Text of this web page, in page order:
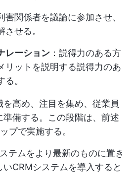
害関係者を議論に参加させ、
せる。
レーション ：説得力のある方
リットを説明する説得力のあ
。
高め、注目を集め、従業員
備する。この段階は、前述
プで実施する。
テムをより最新のものに置き
CRMシステムを導入すると